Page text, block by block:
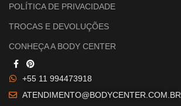
POLÍTICA DE PRIVACIDADE
TROCAS E DEVOLUÇÕES
CONHEÇA A BODY CENTER
+55 11 994473918
ATENDIMENTO@BODYCENTER.COM.BR